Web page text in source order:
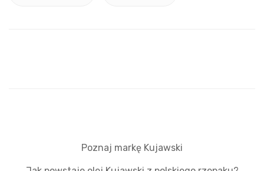
Poznaj markę Kujawski